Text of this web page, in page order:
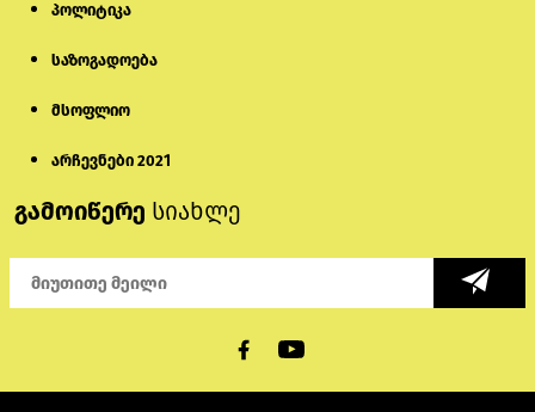
პოლიტიკა
საზოგადოება
მსოფლიო
არჩევნები 2021
გამოიწერე სიახლე